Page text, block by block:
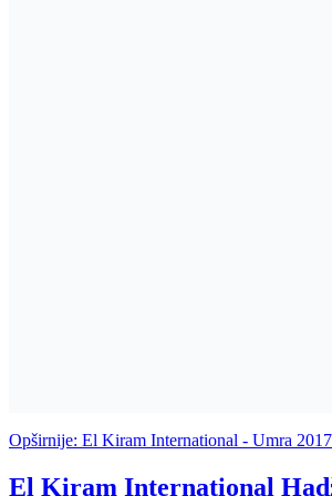
Opširnije: El Kiram International - Umra
El Kiram International